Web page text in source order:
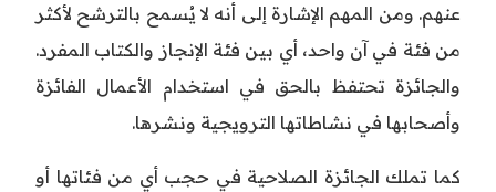
عنهم. ومن المهم الإشارة إلى أنه لا يُسمح بالترشح لأكثر
من فئة في آن واحد، أي بين فئة الإنجاز والكتاب المفرد.
والجائزة تحتفظ بالحق في استخدام الأعمال الفائزة
وأصحابها في نشاطاتها الترويجية ونشرها.
كما تملك الجائزة الصلاحية في حجب أي من فئاتها أو